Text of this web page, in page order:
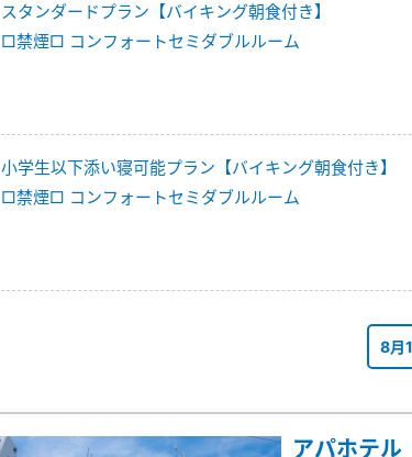
スタンダードプラン【バイキング朝食付き】
□禁煙□ コンフォートセミダブルルーム
小学生以下添い寝可能プラン【バイキング朝食付き】
□禁煙□ コンフォートセミダブルルーム
8月
アパホテル